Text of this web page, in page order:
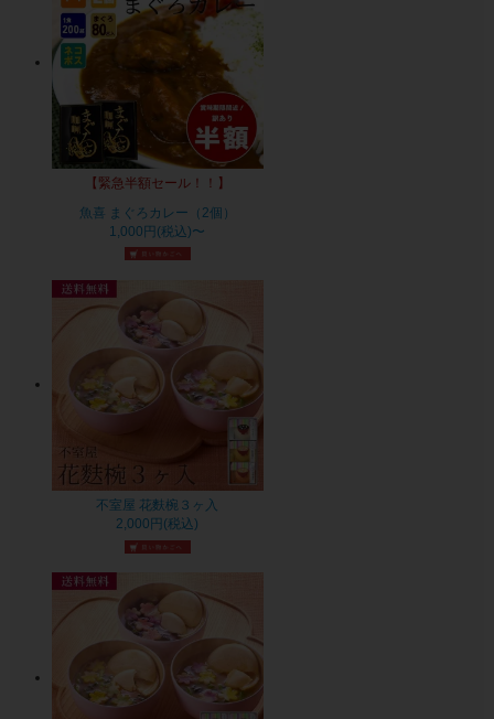
【緊急半額セール！！】
魚喜 まぐろカレー（2個）
1,000円(税込)〜
不室屋 花麩椀３ヶ入
2,000円(税込)